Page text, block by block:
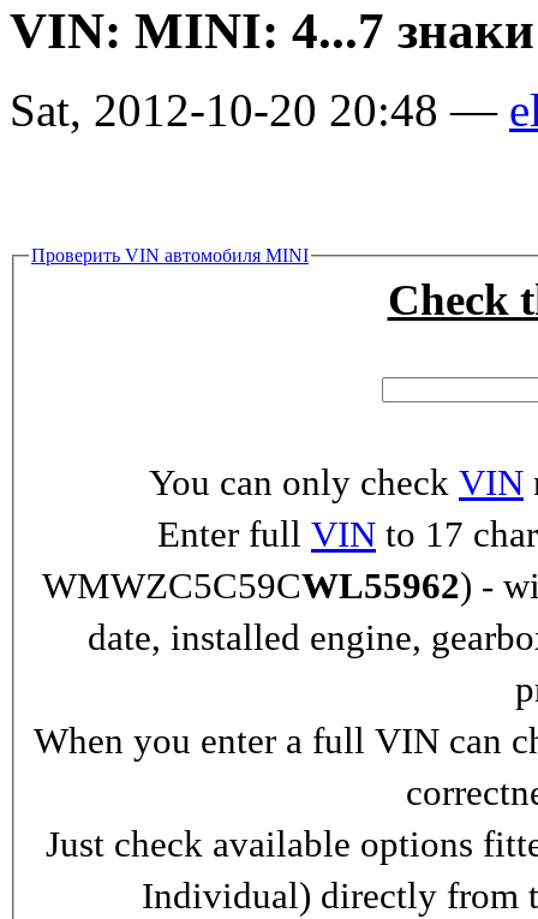
VIN: MINI: 4...7
Sat, 2012-10-20 20:48 —
Проверить VIN автомобиля MINI
Check
You can only check VIN
Enter full VIN to 17
WMWZC5C59CWL55962) -
date, installed engine,
When you enter a full VIN can
Just check available options
Individual) directly from